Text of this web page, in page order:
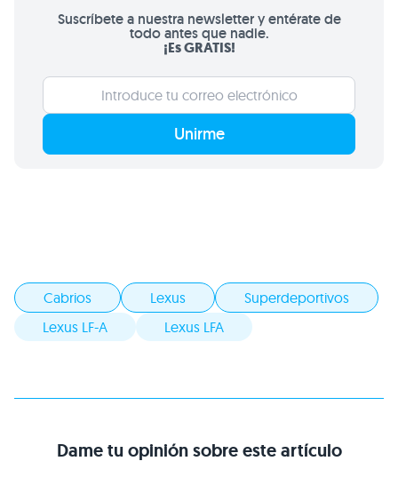
Suscríbete a nuestra newsletter y entérate de
todo antes que nadie.
¡Es GRATIS!
Unirme
Cabrios Lexus
Superdeportivos
Lexus LF-A
Lexus LFA
Dame tu opinión sobre este artículo